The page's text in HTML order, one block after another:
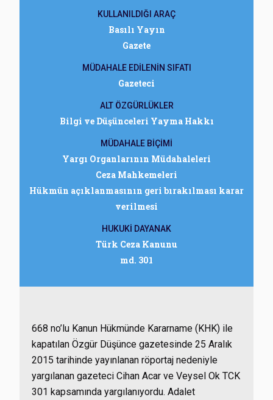
KULLANILDIĞI ARAÇ
Basılı Yayın
Gazete
MÜDAHALE EDİLENİN SIFATI
Gazeteci
ALT ÖZGÜRLÜKLER
Bilgi ve Düşünceleri Yayma Hakkı
MÜDAHALE BİÇİMİ
Yargı Organlarının Müdahaleleri
Ceza Mahkemeleri
Hükmün açıklanmasının geri bırakılması karar
verilmesi
HUKUKİ DAYANAK
Türk Ceza Kanunu
md. 301
668 no’lu Kanun Hükmünde Kararname (KHK) ile
kapatılan Özgür Düşünce gazetesinde 25 Aralık
2015 tarihinde yayınlanan röportaj nedeniyle
yargılanan gazeteci Cihan Acar ve Veysel Ok TCK
301 kapsamında yargılanıyordu. Adalet